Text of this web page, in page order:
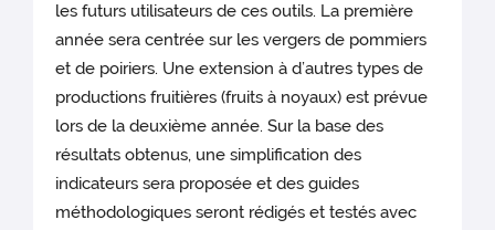
les futurs utilisateurs de ces outils. La première
année sera centrée sur les vergers de pommiers
et de poiriers. Une extension à d’autres types de
productions fruitières (fruits à noyaux) est prévue
lors de la deuxième année. Sur la base des
résultats obtenus, une simplification des
indicateurs sera proposée et des guides
méthodologiques seront rédigés et testés avec